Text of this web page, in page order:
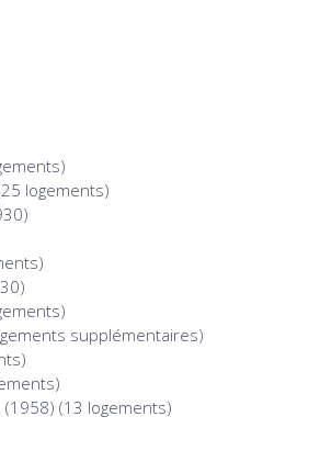
(25 logements)
supplémentaires)
(1958) (13 logements)